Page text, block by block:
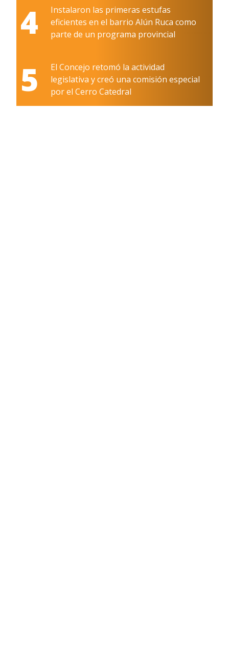
4
Instalaron las primeras estufas
eficientes en el barrio Alún Ruca como
parte de un programa provincial
5
El Concejo retomó la actividad
legislativa y creó una comisión especial
por el Cerro Catedral